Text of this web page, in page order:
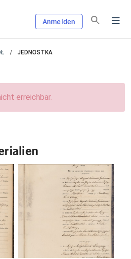
Anmelden
JEDNOSTKA
erreichbar.